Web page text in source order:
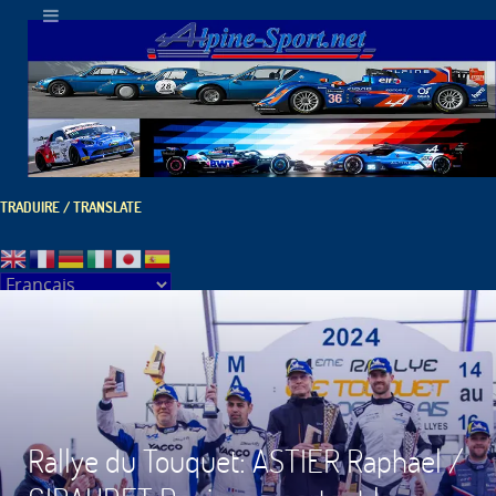
TRADUIRE / TRANSLATE
Rallye du Touquet: ASTIER Raphael /